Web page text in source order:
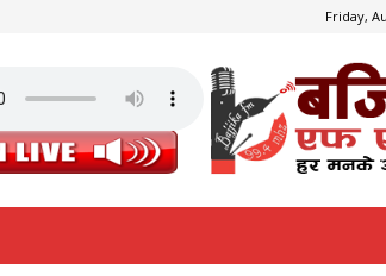
Friday,